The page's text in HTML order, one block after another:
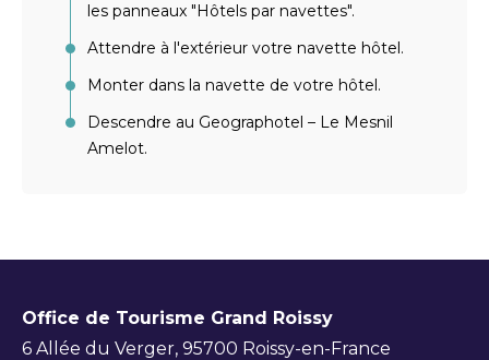
les panneaux "Hôtels par navettes".
Attendre à l'extérieur votre navette hôtel.
Monter dans la navette de votre hôtel.
Descendre au Geographotel – Le Mesnil
Amelot.
Office de Tourisme Grand Roissy
6 Allée du Verger, 95700 Roissy-en-France